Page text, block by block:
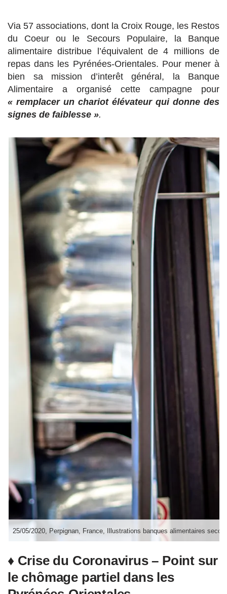
Via 57 associations, dont la Croix Rouge, les Restos
du Coeur ou le Secours Populaire, la Banque
alimentaire distribue l’équivalent de 4 millions de
repas dans les Pyrénées-Orientales. Pour mener à
bien sa mission d’interêt général, la Banque
Alimentaire a organisé cette campagne pour
« remplacer un chariot élévateur qui donne des
signes de faiblesse ».
25/05/2020, Perpignan, France, Illustrations banques alimentaires
♦ Crise du Coronavirus – Point sur
le chômage partiel dans les